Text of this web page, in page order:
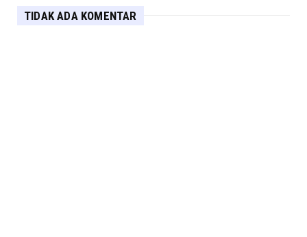
TIDAK ADA KOMENTAR